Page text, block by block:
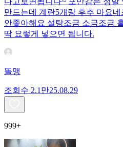
만드는데 계란5개랑 후추 마요
안좋아해요 설탕조금 소금조금
딱 요렇게 넣으면 됩니다.
똘맹
조회수 2.1만25.08.29
999+